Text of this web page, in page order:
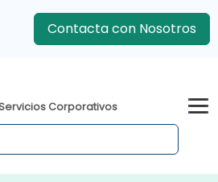
Contacta con Nosotros
Corporativos